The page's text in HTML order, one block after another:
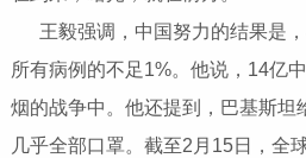
王毅强调，中国努力的结果是
所有病例的不足1%。他说，14亿
烟的战争中。他还提到，巴基斯坦
几乎全部口罩。截至2月15日，全